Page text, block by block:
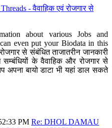
- वैवाहिक एवं रोजगार से
about various Jobs and
even put your Biodata in this
से संबंधित ताजातरीन जानकारी
के वैवाहिक और रोजगार से
बायो डाटा भी यहां डाल सकते
PM Re: DHOL DAMAU